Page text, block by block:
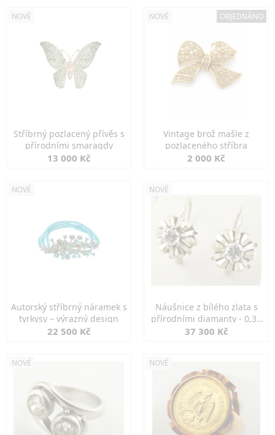
NOVÉ
Stříbrný pozlacený přívěs s
přírodními smaragdy
13 000 Kč
NOVÉ OBJEDNÁNO
Vintage brož mašle z
pozlaceného stříbra
2 000 Kč
NOVÉ
Autorský stříbrný náramek s
tyrkysy – výrazný design
22 500 Kč
NOVÉ
Náušnice z bílého zlata s
přírodními diamanty - 0,30
ct
37 300 Kč
NOVÉ NOVÉ